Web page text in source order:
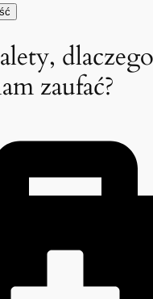
dlaczego
zaufać?